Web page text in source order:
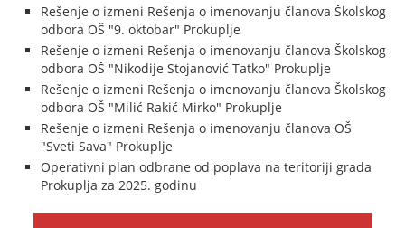
Rešenje o izmeni Rešenja o imenovanju članova Školskog
odbora OŠ "9. oktobar" Prokuplje
Rešenje o izmeni Rešenja o imenovanju članova Školskog
odbora OŠ "Nikodije Stojanović Tatko" Prokuplje
Rešenje o izmeni Rešenja o imenovanju članova Školskog
odbora OŠ "Milić Rakić Mirko" Prokuplje
Rešenje o izmeni Rešenja o imenovanju članova OŠ
"Sveti Sava" Prokuplje
Operativni plan odbrane od poplava na teritoriji grada
Prokuplja za 2025. godinu